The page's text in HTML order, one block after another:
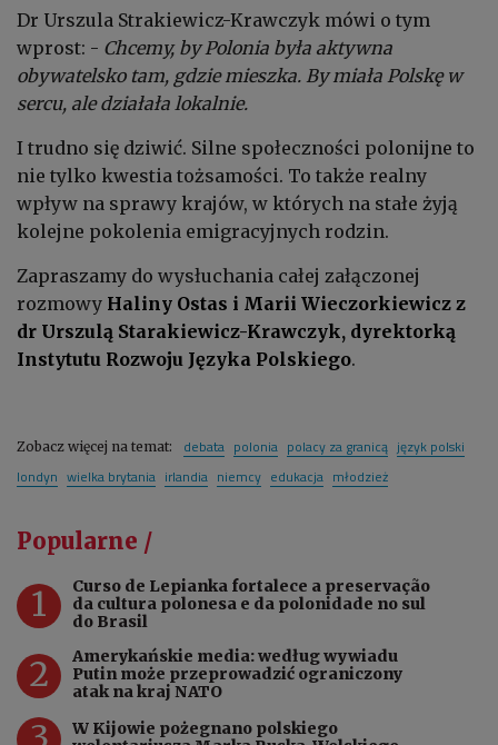
Dr Urszula Strakiewicz-Krawczyk mówi o tym
wprost: - Chcemy, by Polonia była aktywna
obywatelsko tam, gdzie mieszka. By miała Polskę w
sercu, ale działała lokalnie.
I trudno się dziwić. Silne społeczności polonijne to
nie tylko kwestia tożsamości. To także realny
wpływ na sprawy krajów, w których na stałe żyją
kolejne pokolenia emigracyjnych rodzin.
Zapraszamy do wysłuchania całej załączonej
rozmowy Haliny Ostas i Marii Wieczorkiewicz z
dr Urszulą Starakiewicz-Krawczyk, dyrektorką
Instytutu Rozwoju Języka Polskiego.
Zobacz więcej na temat: debata polonia polacy za granicą język polski
londyn wielka brytania irlandia niemcy edukacja młodzież
Popularne /
1
Curso de Lepianka fortalece a preservação
da cultura polonesa e da polonidade no sul
do Brasil
2
Amerykańskie media: według wywiadu
Putin może przeprowadzić ograniczony
atak na kraj NATO
W Kijowie pożegnano polskiego